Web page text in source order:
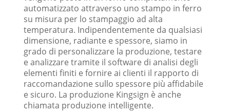
automatizzato attraverso uno stampo in ferro
su misura per lo stampaggio ad alta
temperatura. Indipendentemente da qualsiasi
dimensione, radiante e spessore, siamo in
grado di personalizzare la produzione, testare
e analizzare tramite il software di analisi degli
elementi finiti e fornire ai clienti il ​​rapporto di
raccomandazione sullo spessore più affidabile
e sicuro. La produzione Kingsign è anche
chiamata produzione intelligente.